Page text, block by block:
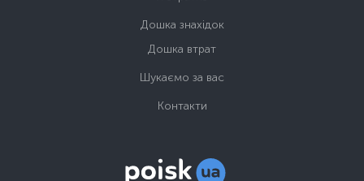
Дошка знахідок
Дошка втрат
Шукаємо за вас
Контакти